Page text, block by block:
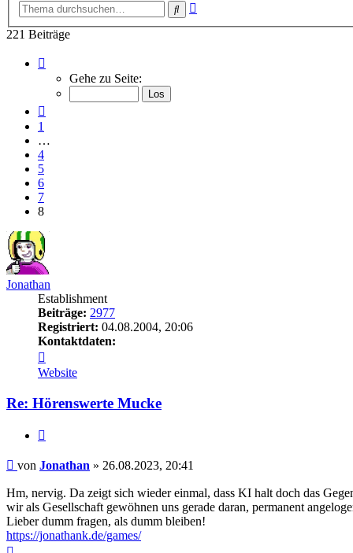
Suche
221 Beiträge
von
Gehe zu Seite:
1
…
4
5
6
7
8
Jonathan
Establishment
Beiträge: 2977
Registriert: 04.08.2004, 20:06
Kontaktdaten:
von
Jonathan
Website
Re: Hörenswerte Mucke
Beitrag
von Jonathan » 26.08.2023, 20:41
Hm, nervig. Da zeigt sich wieder einmal, dass KI halt doch das
wir als Gesellschaft gewöhnen uns gerade daran, permanent
Lieber dumm fragen, als dumm bleiben!
https://jonathank.de/games/